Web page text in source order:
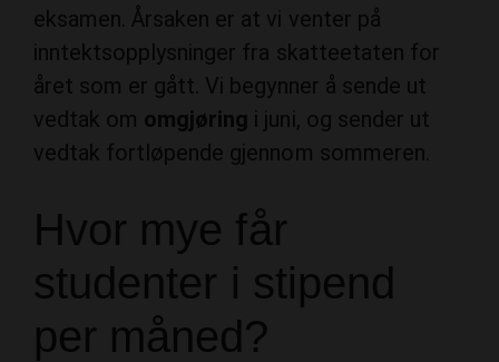
eksamen. Årsaken er at vi venter på
inntektsopplysninger fra skatteetaten for
året som er gått. Vi begynner å sende ut
vedtak om omgjøring i juni, og sender ut
vedtak fortløpende gjennom sommeren.
Hvor mye får
studenter i stipend
per måned?